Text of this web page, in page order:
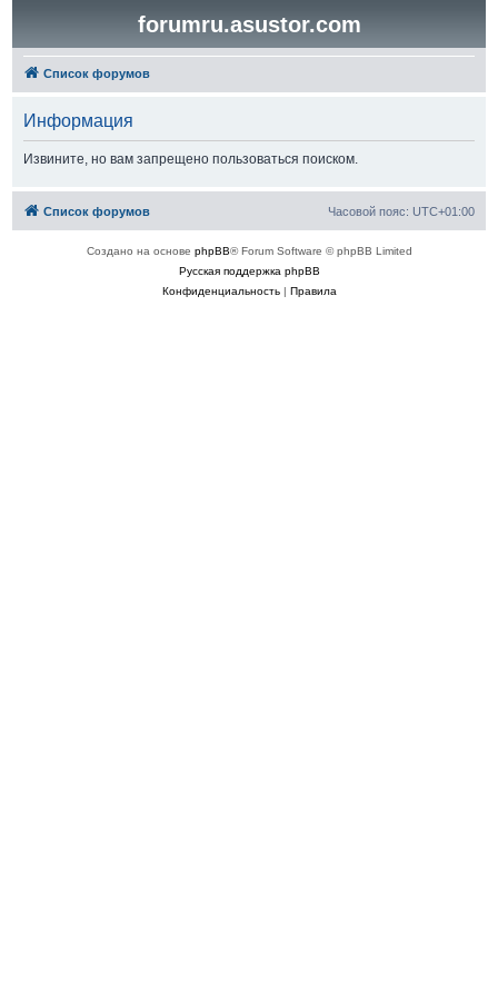
forumru.asustor.com
Список форумов
Информация
Извините, но вам запрещено пользоваться поиском.
Список форумов Часовой пояс: UTC+01:00
Создано на основе phpBB® Forum Software © phpBB Limited
Русская поддержка phpBB
Конфиденциальность| Правила